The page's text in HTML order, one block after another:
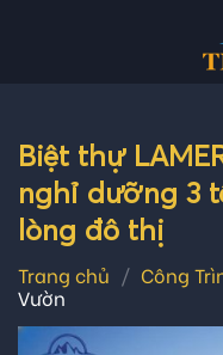
Biệt thự
nghỉ dưỡng 3
lòng đô thị
Trang chủ / Công
Vườn